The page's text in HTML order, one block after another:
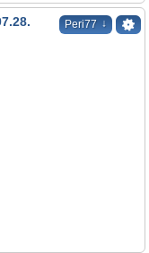
Peri77 ↓